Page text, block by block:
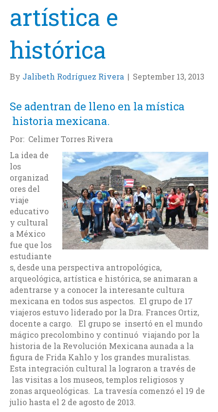
artística e
histórica
By Jalibeth Rodríguez Rivera | September 13, 2013
Se adentran de lleno en la mística
historia mexicana.
Por: Celimer Torres Rivera
La idea de
los
organizad
ores del
viaje
educativo
y cultural
a México
fue que los
estudiante
s, desde una perspectiva antropológica,
arqueológica, artística e histórica, se animaran a
adentrarse y a conocer la interesante cultura
mexicana en todos sus aspectos. El grupo de 17
viajeros estuvo liderado por la Dra. Frances Ortiz,
docente a cargo. El grupo se insertó en el mundo
mágico precolombino y continuó viajando por la
historia de la Revolución Mexicana aunada a la
figura de Frida Kahlo y los grandes muralistas.
Esta integración cultural la lograron a través de
las visitas a los museos, templos religiosos y
zonas arqueológicas. La travesía comenzó el 19 de
julio hasta el 2 de agosto de 2013.